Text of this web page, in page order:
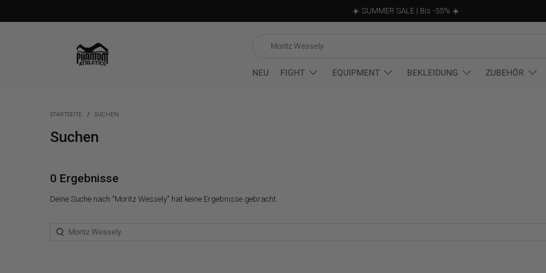
☀️ SUMMER SALE | Bis -55% ☀️
suchst
NEU FIGHT EQUIPMENT BEKLEIDUNG ZUBEHÖR
STARTSEITE SUCHEN
Suchen
0 Ergebnisse
Deine Suche nach "Moritz Wessely" hat keine Ergebnisse gebracht.
Was